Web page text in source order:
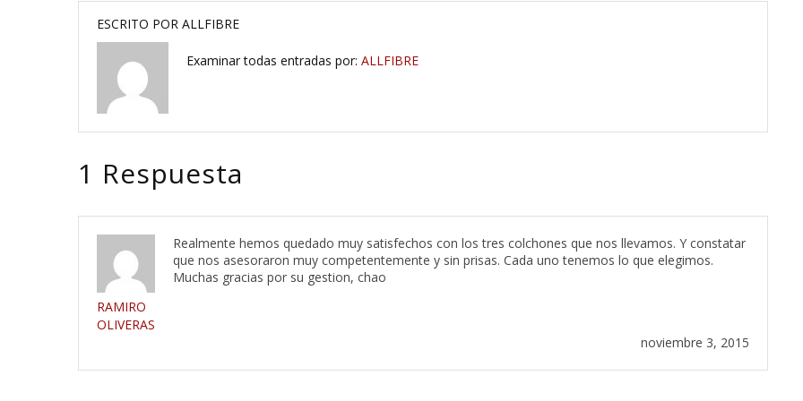
ESCRITO POR ALLFIBRE
Examinar todas entradas por: ALLFIBRE
1 Respuesta
RAMIRO
OLIVERAS
Realmente hemos quedado muy satisfechos con los tres colchones que nos llevamos. Y constatar
que nos asesoraron muy competentemente y sin prisas. Cada uno tenemos lo que elegimos.
Muchas gracias por su gestion, chao
noviembre 3, 2015